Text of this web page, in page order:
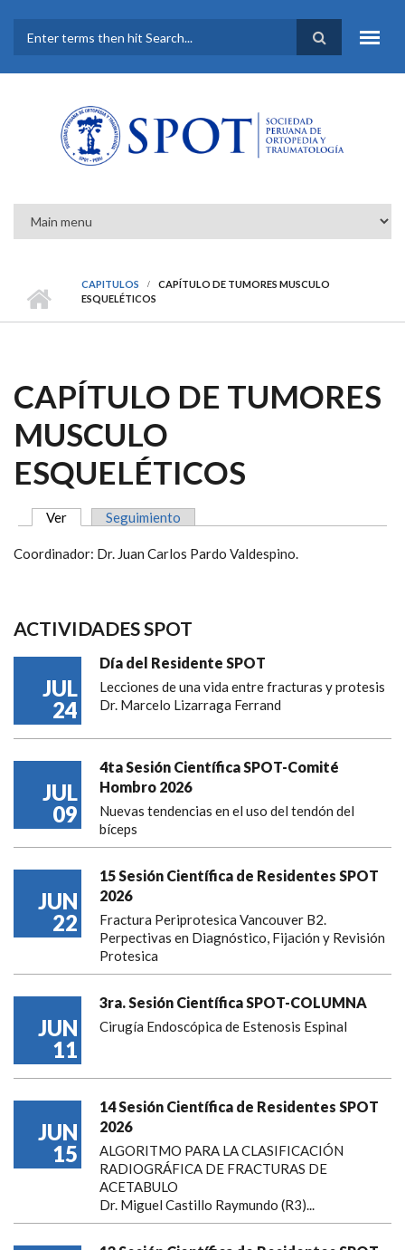
FORMULARIO DE
BÚSQUEDA
CAPITULOS
CAPÍTULO DE TUMORES MUSCULO
ESQUELÉTICOS
CAPÍTULO DE TUMORES
MUSCULO
ESQUELÉTICOS
SOLAPAS PRINCIPALES
Ver (solapa activa)
Seguimiento
Coordinador: Dr. Juan Carlos Pardo Valdespino.
ACTIVIDADES SPOT
JUL
24
Día del Residente SPOT
Lecciones de una vida entre fracturas y protesis
Dr. Marcelo Lizarraga Ferrand
JUL
09
4ta Sesión Científica SPOT-Comité
Hombro 2026
Nuevas tendencias en el uso del tendón del
bíceps
JUN
22
15 Sesión Científica de Residentes SPOT
2026
Fractura Periprotesica Vancouver B2.
Perpectivas en Diagnóstico, Fijación y Revisión
Protesica
JUN
11
3ra. Sesión Científica SPOT-COLUMNA
Cirugía Endoscópica de Estenosis Espinal
JUN
15
14 Sesión Científica de Residentes SPOT
2026
ALGORITMO PARA LA CLASIFICACIÓN
RADIOGRÁFICA DE FRACTURAS DE
ACETABULO
Dr. Miguel Castillo Raymundo (R3)...